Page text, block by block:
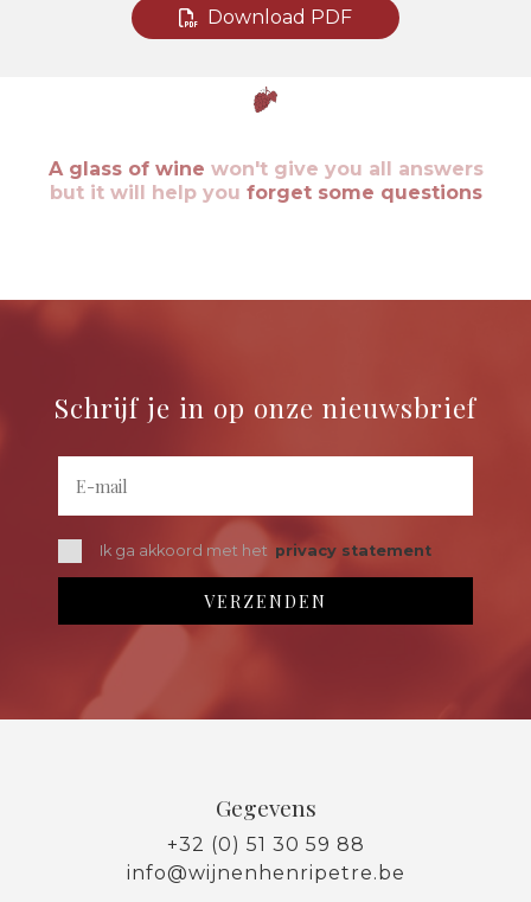
Download PDF
A glass of wine won't give you all answers
but it will help you forget some questions
Schrijf je in op onze nieuwsbrief
Ik ga akkoord met het privacy statement
Gegevens
+32 (0) 51 30 59 88
info@wijnenhenripetre.be